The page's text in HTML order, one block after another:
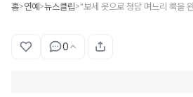
홈>연예 >뉴스클립>
0